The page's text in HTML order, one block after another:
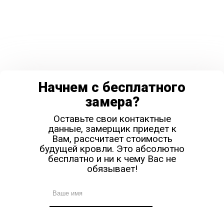
Начнем с бесплатного
замера?
Оставьте свои контактные
данные, замерщик приедет к
Вам, рассчитает стоимость
будущей кровли. Это абсолютно
бесплатно и ни к чему Вас не
обязывает!